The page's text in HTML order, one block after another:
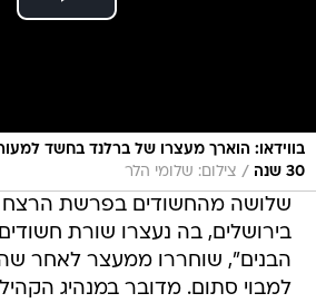
בווידאו: הוארך מעצרו של ברלנד בחשד
30 שנה
/ צילום: שלומי הלר
שלושה מהחשודים בפרשת הרצח
בירושלים, בה נעצרו שורת
הבנים", שוחררו ממעצר לאחר
למבוי סתום. מדובר במנהיג